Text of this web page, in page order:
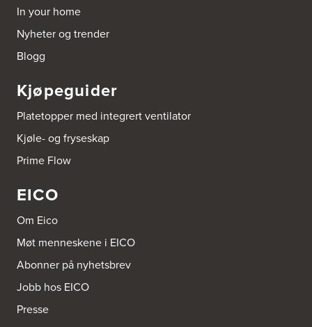
Borge butikk AS
Sundemoen Næringspark
3300 Hokksund
http://www.expert.no
Brusveen Snekkerverksted AS
Bergabygdvegen 35
2940 Heggenes
Tel.: 61-340006
Brødrene Aase AS
4313 Sandnes
Bygg Innredning A/S
Thiisabakken 13
4010 Stavanger
Tel.:
In your home
Nyheter og trender
Blogg
Kjøpeguider
Platetopper med integrert ventilator
Kjøle- og fryseskap
Prime Flow
EICO
Om Eico
Møt menneskene i EICO
Abonner på nyhetsbrev
Jobb hos EICO
Presse